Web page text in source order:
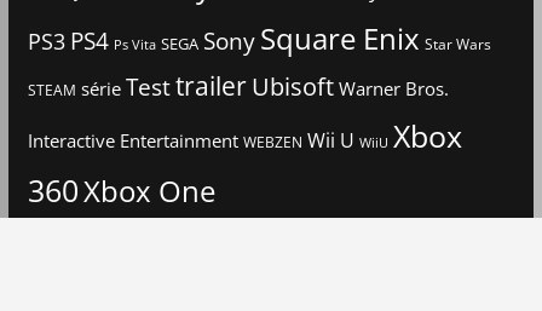
PS3 PS4 Ps Vita SEGA Sony Square Enix Star Wars
STEAM série TesttrailerUbisoftWarner Bros.
Interactive Entertainment WEBZEN Wii U WiiU Xbox
360Xbox One